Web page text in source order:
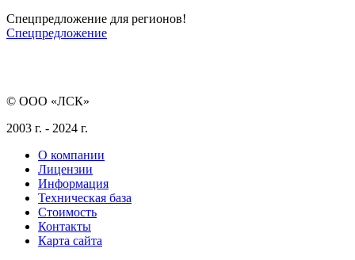
Спецпредложение для регионов!
Спецпредложение
© ООО «ЛСК»
2003 г. - 2024 г.
О компании
Лицензии
Информация
Техническая база
Стоимость
Контакты
Карта сайта